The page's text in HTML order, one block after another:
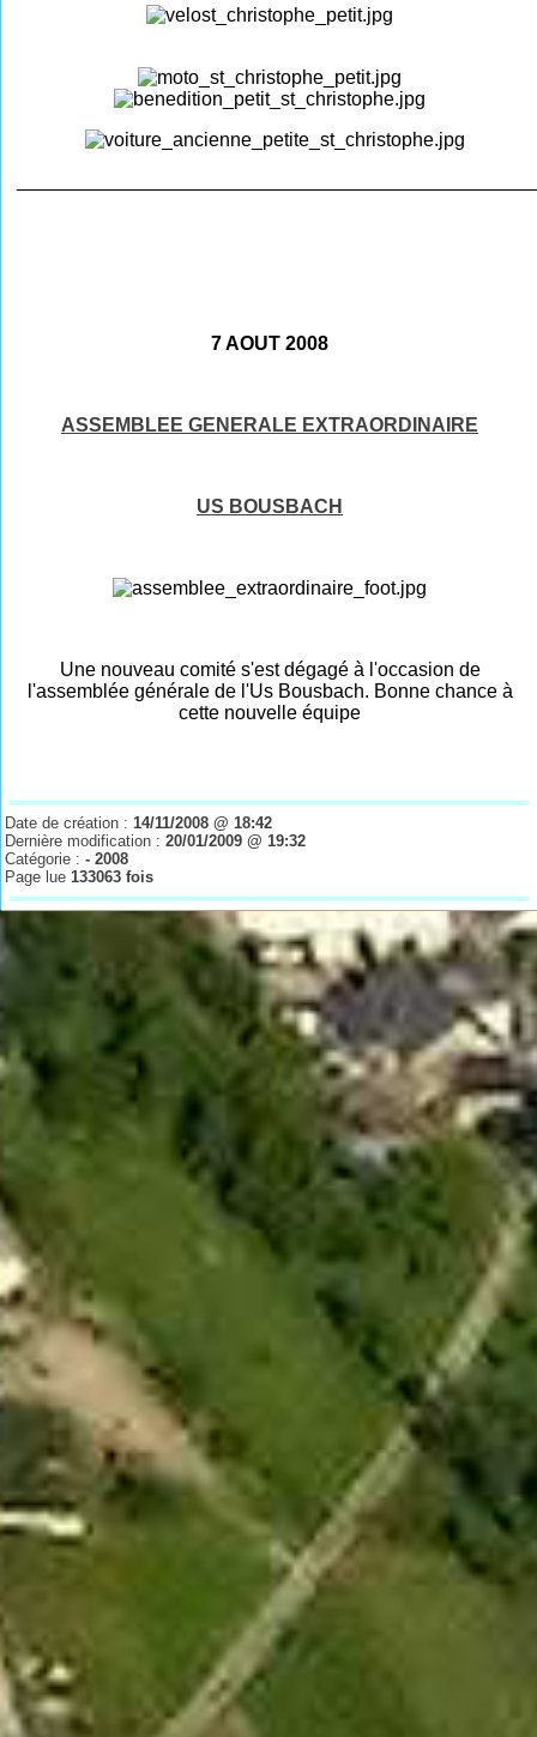
7 AOUT 2008
ASSEMBLEE GENERALE EXTRAORDINAIRE
US BOUSBACH
Une nouveau comité s'est dégagé à l'occasion de
l'assemblée générale de l'Us Bousbach. Bonne chance à
cette nouvelle équipe
Date de création :14/11/2008 @ 18:42
Dernière modification :20/01/2009 @ 19:32
Catégorie :- 2008
Page lue133063 fois